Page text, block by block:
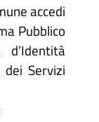
accedi
Pubblico
d’Identità
Servizi